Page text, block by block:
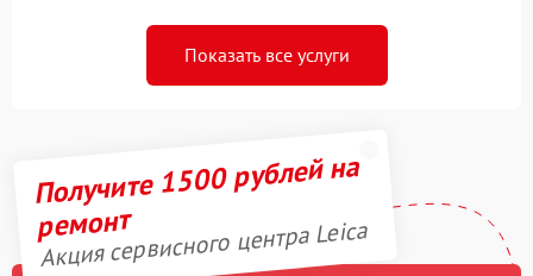
Показать все услуги
Получите 1500 рублей на
ремонт
Акция сервисного центра Leica